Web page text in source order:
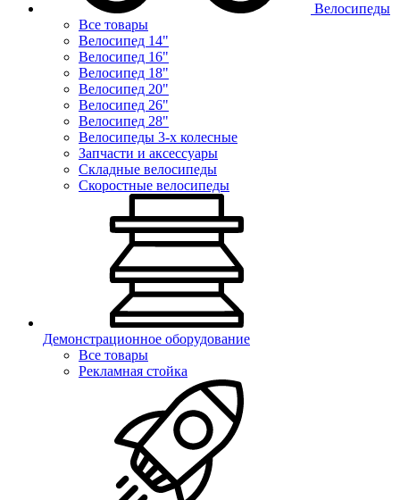
Велосипеды
Все товары
Велосипед 14"
Велосипед 16"
Велосипед 18"
Велосипед 20"
Велосипед 26"
Велосипед 28"
Велосипеды 3-х колесные
Запчасти и аксессуары
Складные велосипеды
Скоростные велосипеды
Демонстрационное оборудование
Все товары
Рекламная стойка